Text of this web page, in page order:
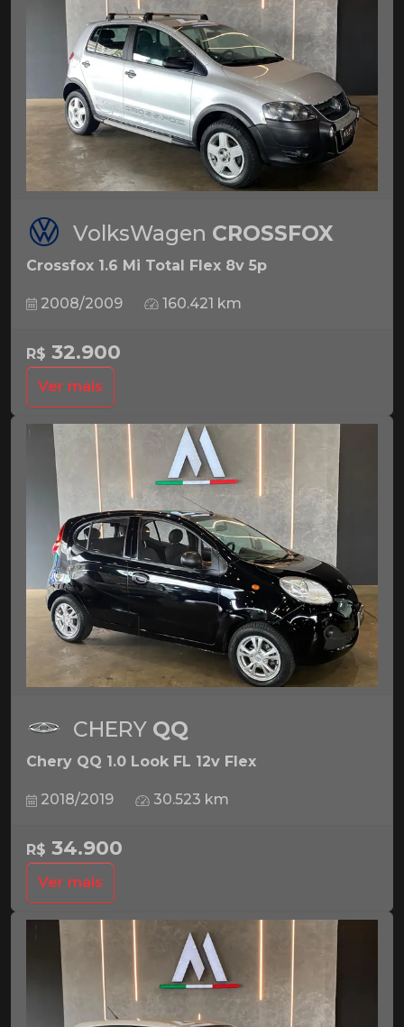
VolksWagen CROSSFOX
Crossfox 1.6 Mi Total Flex 8v 5p
2008/2009 160.421 km
R$ 32.900
Ver mais
CHERY QQ
Chery QQ 1.0 Look FL 12v Flex
2018/2019 30.523 km
R$ 34.900
Ver mais